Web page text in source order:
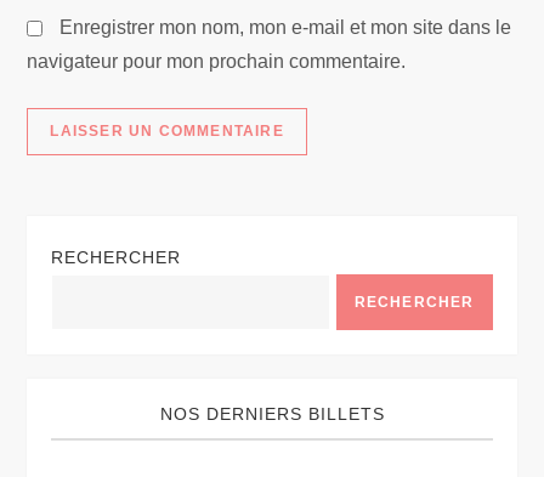
e
Enregistrer mon nom, mon e-mail et mon site dans le
navigateur pour mon prochain commentaire.
RECHERCHER
RECHERCHER
NOS DERNIERS BILLETS